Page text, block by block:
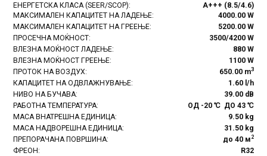
ЕНЕРГЕТСКА КЛАСА (SEER/SCOP):
A+++ (8.5/4.6)
МАКСИМАЛЕН КАПАЦИТЕТ НА ЛАДЕЊЕ:
4000.00 W
МАКСИМАЛЕН КАПАЦИТЕТ НА ГРЕЕЊЕ:
5200.00 W
ПРОСЕЧНА МОЌНОСТ:
3500/4200 W
ВЛЕЗНА МОЌНОСТ ЛАДЕЊЕ:
880 W
ВЛЕЗНА МОЌНОСТ ГРЕЕЊЕ:
1100 W
ПРОТОК НА ВОЗДУХ:
650.00 m3
КАПАЦИТЕТ НА ОДВЛАЖНУВАЊЕ:
1.60 l/h
НИВО НА БУЧАВА:
39.00 dB
РАБОТНА ТЕМПЕРАТУРА:
ОД -20 ℃ ДО 43 ℃
МАСА ВНАТРЕШНА ЕДИНИЦА:
9.50 kg
МАСА НАДВОРЕШНА ЕДИНИЦА:
31.50 kg
ПРЕПОРАЧАНА ПОВРШИНА:
до 40 м2
ФРЕОН:
R32